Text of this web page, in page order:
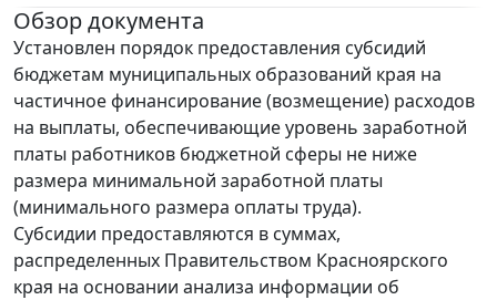
Обзор документа
Установлен порядок предоставления субсидий
бюджетам муниципальных образований края на
частичное финансирование (возмещение) расходов
на выплаты, обеспечивающие уровень заработной
платы работников бюджетной сферы не ниже
размера минимальной заработной платы
(минимального размера оплаты труда).
Субсидии предоставляются в суммах,
распределенных Правительством Красноярского
края на основании анализа информации об